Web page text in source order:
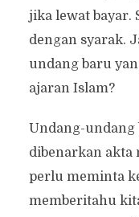
jika lewat bayar.
dengan syarak.
undang baru
ajaran Islam?
Undang-undang
dibenarkan akta
perlu meminta
memberitahu